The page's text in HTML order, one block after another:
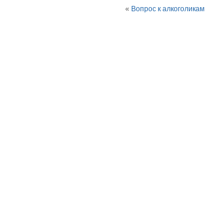
« Вопрос к алкоголикам